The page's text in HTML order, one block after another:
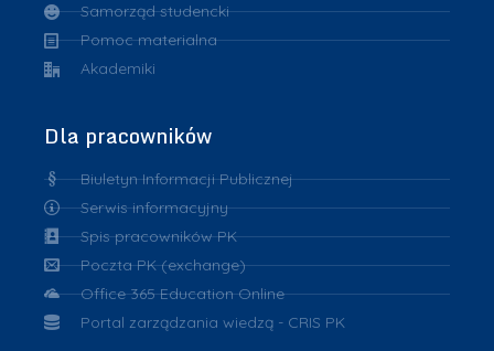
Samorząd studencki
Pomoc materialna
Akademiki
Dla pracowników
Biuletyn Informacji Publicznej
Serwis informacyjny
Spis pracowników PK
Poczta PK (exchange)
Office 365 Education Online
Portal zarządzania wiedzą - CRIS PK